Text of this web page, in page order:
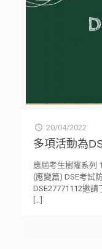
20/04/2022
多項活動為
應屆考生樹窿系列
(應變篇) DSE考試
DSE27771112邀請
[…]